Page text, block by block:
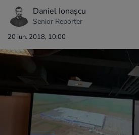
Daniel Ionașcu
Senior Reporter
20 iun. 2018, 10:00